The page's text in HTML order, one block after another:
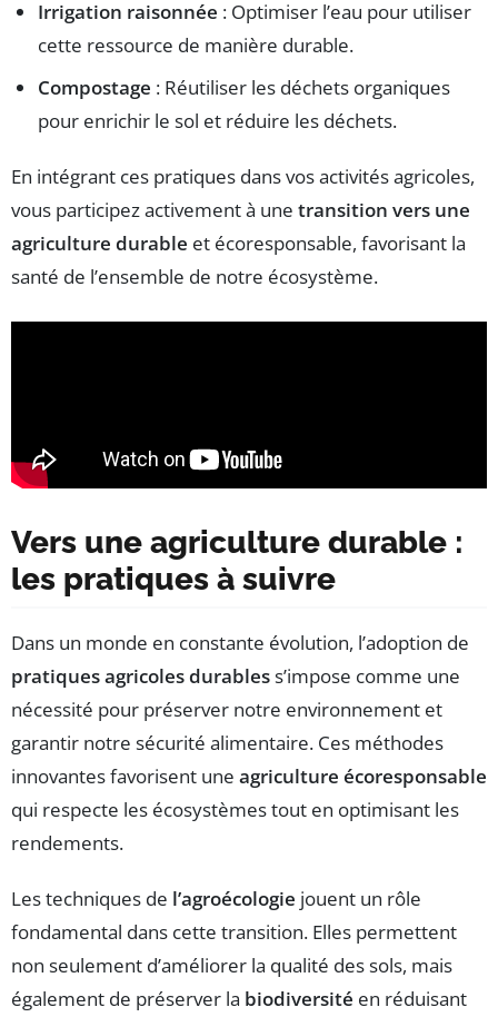
Irrigation raisonnée : Optimiser l’eau pour utiliser
cette ressource de manière durable.
Compostage : Réutiliser les déchets organiques
pour enrichir le sol et réduire les déchets.
En intégrant ces pratiques dans vos activités agricoles,
vous participez activement à une transition vers une
agriculture durable et écoresponsable, favorisant la
santé de l’ensemble de notre écosystème.
Vers une agriculture durable :
les pratiques à suivre
Dans un monde en constante évolution, l’adoption de
pratiques agricoles durabless’impose comme une
nécessité pour préserver notre environnement et
garantir notre sécurité alimentaire. Ces méthodes
innovantes favorisent une agriculture écoresponsable
qui respecte les écosystèmes tout en optimisant les
rendements.
Les techniques de l’agroécologie jouent un rôle
fondamental dans cette transition. Elles permettent
non seulement d’améliorer la qualité des sols, mais
également de préserver la biodiversité en réduisant